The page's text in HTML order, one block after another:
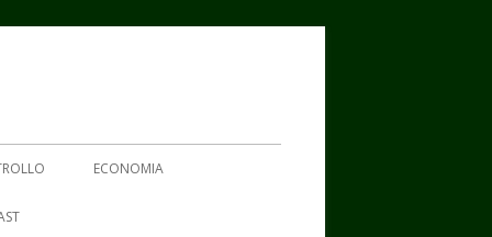
ECONOMIA